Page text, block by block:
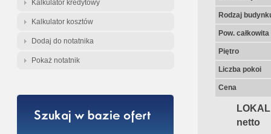
Kalkulator kredytowy
Kalkulator kosztów
Dodaj do notatnika
Pokaż notatnik
Rodzaj
Pow.
Piętro
Liczba pokoi
Cena
netto